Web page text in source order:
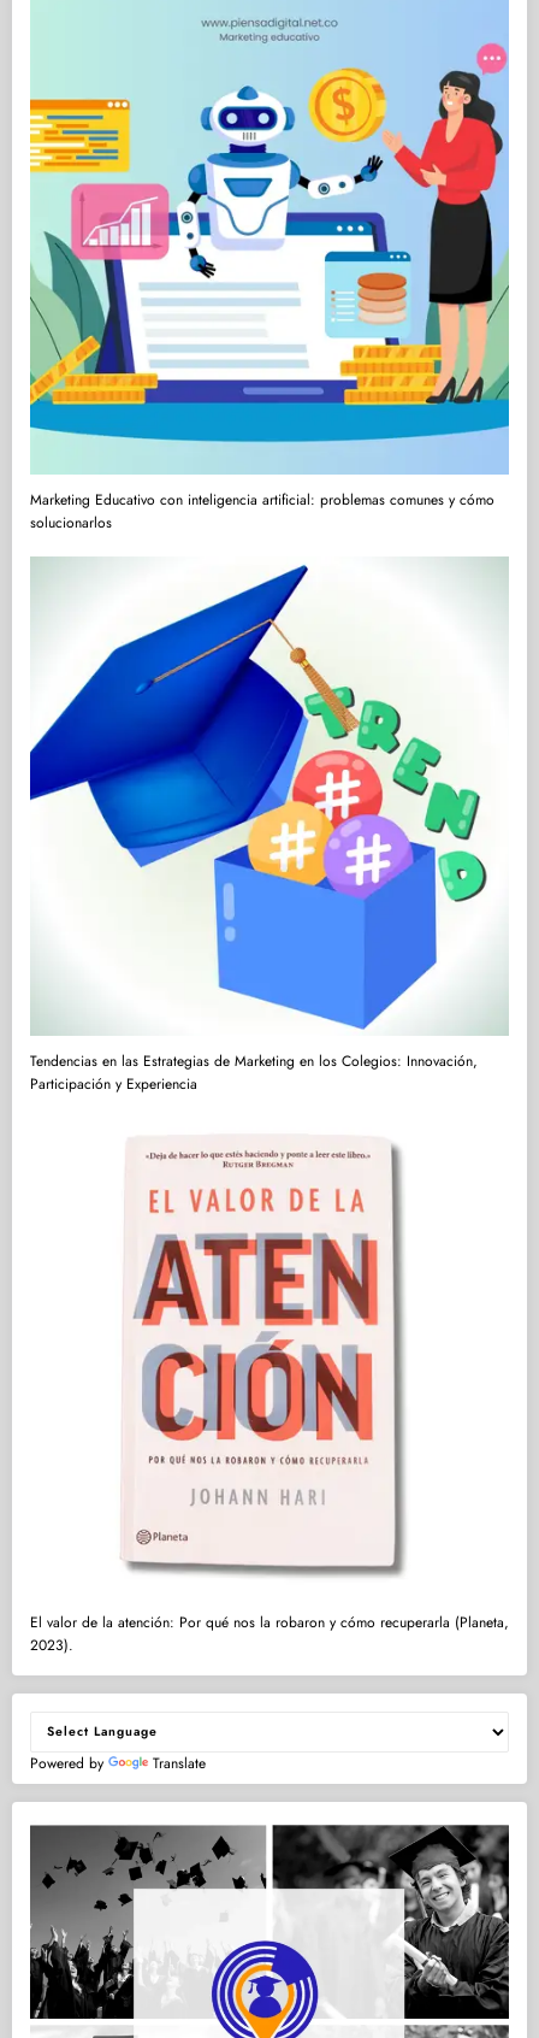
Marketing Educativo con inteligencia artificial: problemas comunes y cómo
solucionarlos
Tendencias en las Estrategias de Marketing en los Colegios: Innovación,
Participación y Experiencia
El valor de la atención: Por qué nos la robaron y cómo recuperarla (Planeta,
2023).
Powered by Translate